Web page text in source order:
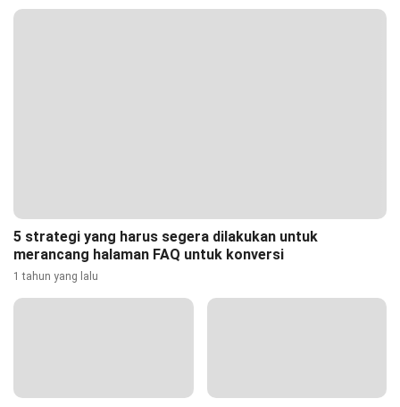
5 strategi yang harus segera dilakukan untuk
merancang halaman FAQ untuk konversi
1 tahun yang lalu